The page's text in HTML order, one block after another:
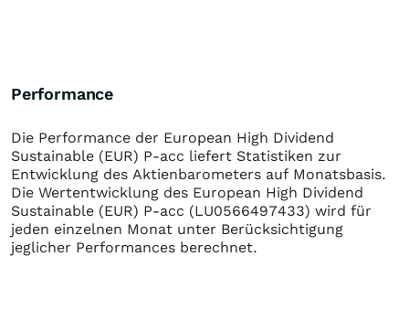
Performance
Die Performance der European High Dividend
Sustainable (EUR) P-acc liefert Statistiken zur
Entwicklung des Aktienbarometers auf Monatsbasis.
Die Wertentwicklung des European High Dividend
Sustainable (EUR) P-acc (LU0566497433) wird für
jeden einzelnen Monat unter Berücksichtigung
jeglicher Performances berechnet.